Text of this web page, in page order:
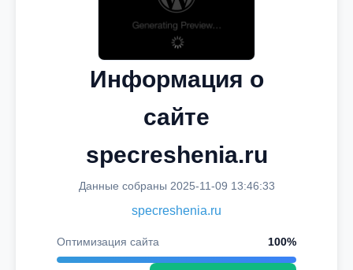
Информация о
сайте
specreshenia.ru
Данные собраны 2025-11-09 13:46:33
specreshenia.ru
Оптимизация сайта 100%